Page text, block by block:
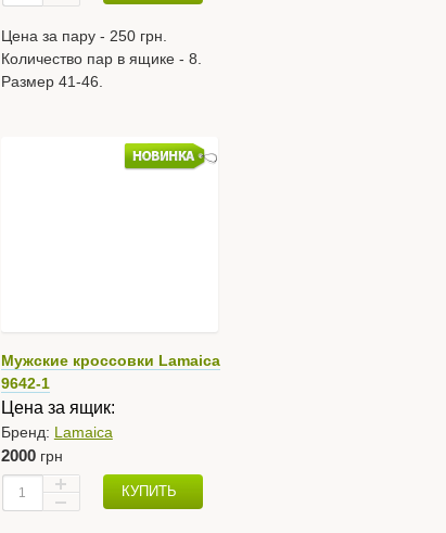
Цена за пару - 250 грн.
Количество пар в ящике - 8.
Размер 41-46.
Мужские кроссовки Lamaica
9642-1
Цена за ящик:
Бренд: Lamaica
2000 грн
КУПИТЬ